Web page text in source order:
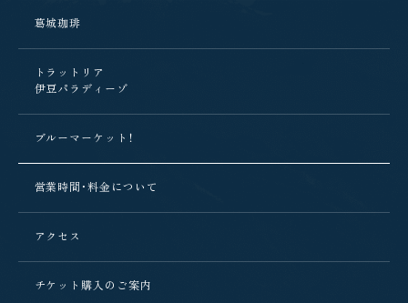
葛城珈琲
トラットリア
伊豆パラディーゾ
ブルーマーケット！
営業時間・料金について
アクセス
チケット購入のご案内